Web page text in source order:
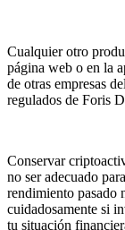
Cualquier otro
página web o en la
de otras empresas
regulados de Foris
Conservar
no ser adecuado
rendimiento pasado
cuidadosamente si
tu situación